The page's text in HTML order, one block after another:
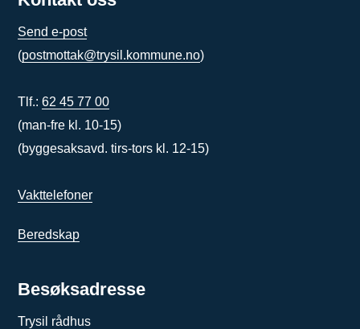
Send e-post
(postmottak@trysil.kommune.no)
Tlf.:62 45 77 00
(man-fre kl. 10-15)
(byggesaksavd. tirs-tors kl. 12-15)
Vakttelefoner
Beredskap
Besøksadresse
Trysil rådhus